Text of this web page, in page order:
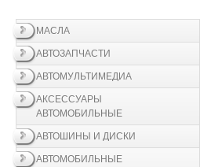
МАСЛА
АВТОЗАПЧАСТИ
АВТОМУЛЬТИМЕДИА
АКСЕССУАРЫ
АВТОМОБИЛЬНЫЕ
АВТОШИНЫ И ДИСКИ
АВТОМОБИЛЬНЫЕ